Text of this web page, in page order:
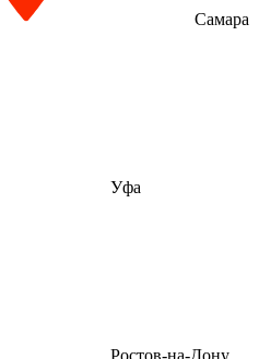
Самара
Уфа
Ростов-на-Дону